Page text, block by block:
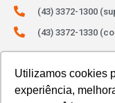
Utilizamos cookies
experiência,
(43) 3372-1300
(43) 3372-1330
Das 8h às 12h e das